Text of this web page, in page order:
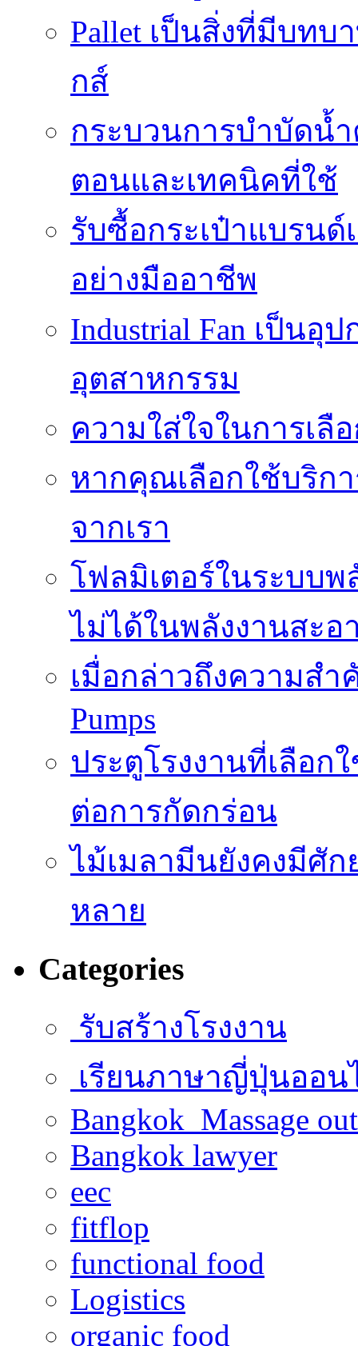
Pallet เป็นสิ่งที่มีบท
กส์
กระบวนการบำบัดน้
ตอนและเทคนิคที่ใช้
รับซื้อกระเป๋าแบรนด์
อย่างมืออาชีพ
Industrial Fan เป็น
อุตสาหกรรม
ความใส่ใจในการเ
หากคุณเลือกใช้บริก
จากเรา
โฟลมิเตอร์ในระบบ
ไม่ได้ในพลังงานสะอ
เมื่อกล่าวถึงความสำ
Pumps
ประตูโรงงานที่เลือ
ต่อการกัดกร่อน
ไม้เมลามีนยังคงมีศั
หลาย
Categories
รับสร้างโรงงาน
เรียนภาษาญี่ปุ่นออน
Bangkok Massage
Bangkok lawyer
eec
fitflop
functional food
Logistics
organic food